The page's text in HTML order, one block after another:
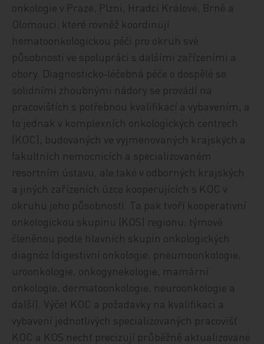
onkologie v Praze, Plzni, Hradci Králové, Brně a
Olomouci, které rovněž koordinují
hematoonkologickou péči pro okruh své
působnosti ve spolupráci s dalšími zařízeními a
obory. Diagnosticko‑léčebná péče o dospělé se
solidními zhoubnými nádory se provádí na
pracovištích s potřebnou kvalifikací a vybavením, a
to jednak v komplexních onkologických centrech
(KOC), budovaných ve vyjmenovaných krajských a
fakultních nemocnicích a specializovaném
resortním ústavu, ale také v odborných krajských
a jiných zařízeních úzce kooperujících s KOC v
okruhu jeho působnosti. Ta pak tvoří kooperativní
onkologickou skupinu (KOS) regionu, týmově
členěnou podle hlavních skupin onkologických
diagnóz (digestivní onkologie, pneumoonkologie,
uroonkologie, onkogynekologie, mamární
onkologie, dermatoonkologie, neuroonkologie a
další). Výčet KOC a požadavky na kvalifikaci a
vybavení jednotlivých specializovaných pracovišť
KOC a KOS nechť precizují průběžně aktualizované